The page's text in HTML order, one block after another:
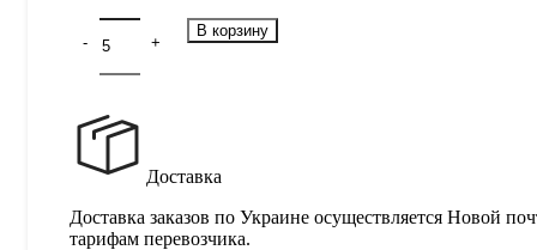
В корзину
Доставка
Доставка заказов по Украине осуществляется Новой
тарифам перевозчика.